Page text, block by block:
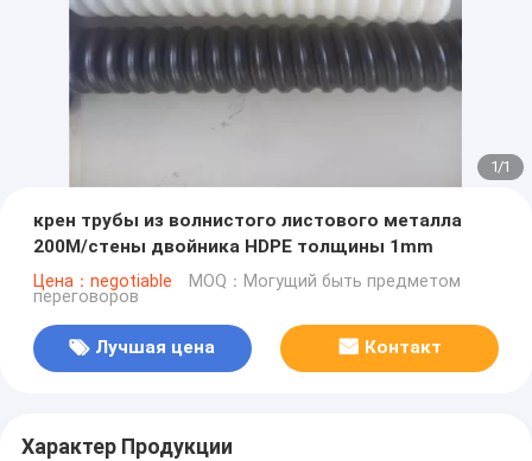
1/1
крен трубы из волнистого листового металла
200M/стены двойника HDPE толщины 1mm
Цена：negotiable MOQ：Могущий быть предметом
переговоров
Лучшая цена Контакт
Характер Продукции